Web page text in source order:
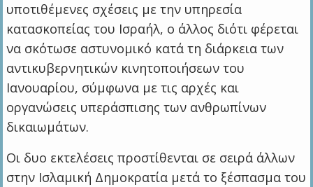
υποτιθέμενες σχέσεις με την υπηρεσία
κατασκοπείας του Ισραήλ, ο άλλος διότι φέρεται
να σκότωσε αστυνομικό κατά τη διάρκεια των
αντικυβερνητικών κινητοποιήσεων του
Ιανουαρίου, σύμφωνα με τις αρχές και
οργανώσεις υπεράσπισης των ανθρωπίνων
δικαιωμάτων.
Οι δυο εκτελέσεις προστίθενται σε σειρά άλλων
στην Ισλαμική Δημοκρατία μετά το ξέσπασμα του